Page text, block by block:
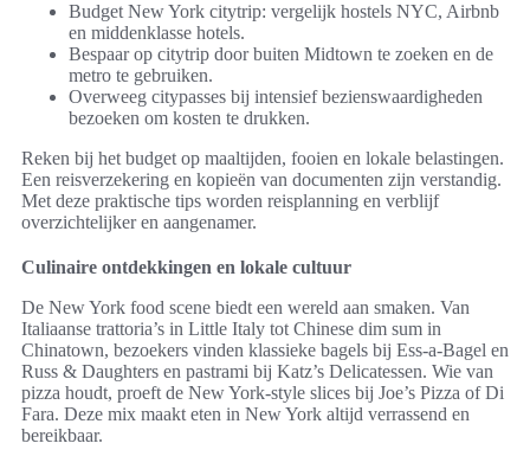
Budget New York citytrip: vergelijk hostels NYC, Airbnb
en middenklasse hotels.
Bespaar op citytrip door buiten Midtown te zoeken en de
metro te gebruiken.
Overweeg citypasses bij intensief bezienswaardigheden
bezoeken om kosten te drukken.
Reken bij het budget op maaltijden, fooien en lokale belastingen.
Een reisverzekering en kopieën van documenten zijn verstandig.
Met deze praktische tips worden reisplanning en verblijf
overzichtelijker en aangenamer.
Culinaire ontdekkingen en lokale cultuur
De New York food scene biedt een wereld aan smaken. Van
Italiaanse trattoria’s in Little Italy tot Chinese dim sum in
Chinatown, bezoekers vinden klassieke bagels bij Ess-a-Bagel en
Russ & Daughters en pastrami bij Katz’s Delicatessen. Wie van
pizza houdt, proeft de New York-style slices bij Joe’s Pizza of Di
Fara. Deze mix maakt eten in New York altijd verrassend en
bereikbaar.